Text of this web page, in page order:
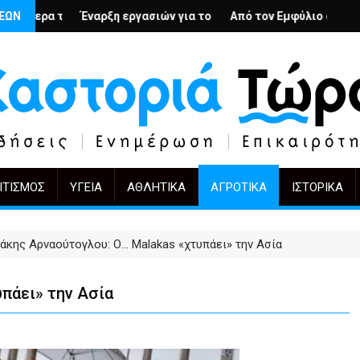
– Ο Άρμιν Βέγκνερ απέναντι στη λήθη
εργασιών για το Κέντρο Ημέρας Ολικής Φροντίδας στην Καστοριά
Από τον Εμφύλιο στην Πόλωση: το ίδιο
KIFF 51: Η εικόνα
ΥΓΕΊΑ ΑΘΛΗΤΙΚΆ ΑΓΡΟΤΙΚΆ ΙΣΤΟΡΙΚΆ
Αρναούτογλου: Ο… Malakas «χτυπάει» την Ασία
την Ασία